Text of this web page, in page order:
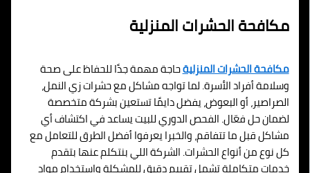
مكافحة الحشرات المنزلية
مكافحة الحشرات المنزليةحاجة مهمة جدًا للحفاظ على صحة
وسلامة أفراد الأسرة. لما تواجه مشاكل مع حشرات زي النمل،
الصراصير، أو البعوض، يفضل دايمًا تستعين بشركة متخصصة
لضمان حل فعّال. الفحص الدوري للبيت يساعد في اكتشاف أي
مشاكل قبل ما تتفاقم، والخبرا يعرفوا أفضل الطرق للتعامل مع
كل نوع من أنواع الحشرات. الشركة اللي بنتكلم عنها بتقدم
خدمات متكاملة تشمل تقييم دقيق للمشكلة واستخدام مواد